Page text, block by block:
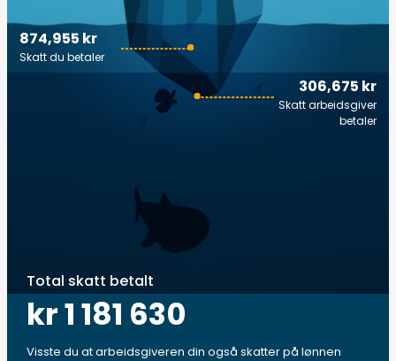
306,675 kr
Skatt arbeidsgiver
betaler
874,955 kr
Skatt du betaler
Total skatt betalt
kr 1 181 630
Visste du at arbeidsgiveren din også skatter på lønnen